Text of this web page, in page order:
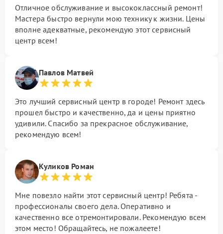
Отличное обслуживание и высококлассный ремонт!
Мастера быстро вернули мою технику к жизни. Цены
вполне адекватные, рекомендую этот сервисный
центр всем!
Павлов Матвей
Это лучший сервисный центр в городе! Ремонт здесь
прошел быстро и качественно, да и цены приятно
удивили. Спасибо за прекрасное обслуживание,
рекомендую всем!
Куликов Роман
Мне повезло найти этот сервисный центр! Ребята -
профессионалы своего дела. Оперативно и
качественно все отремонтировали. Рекомендую всем
этом место! Обращайтесь, не пожалеете!